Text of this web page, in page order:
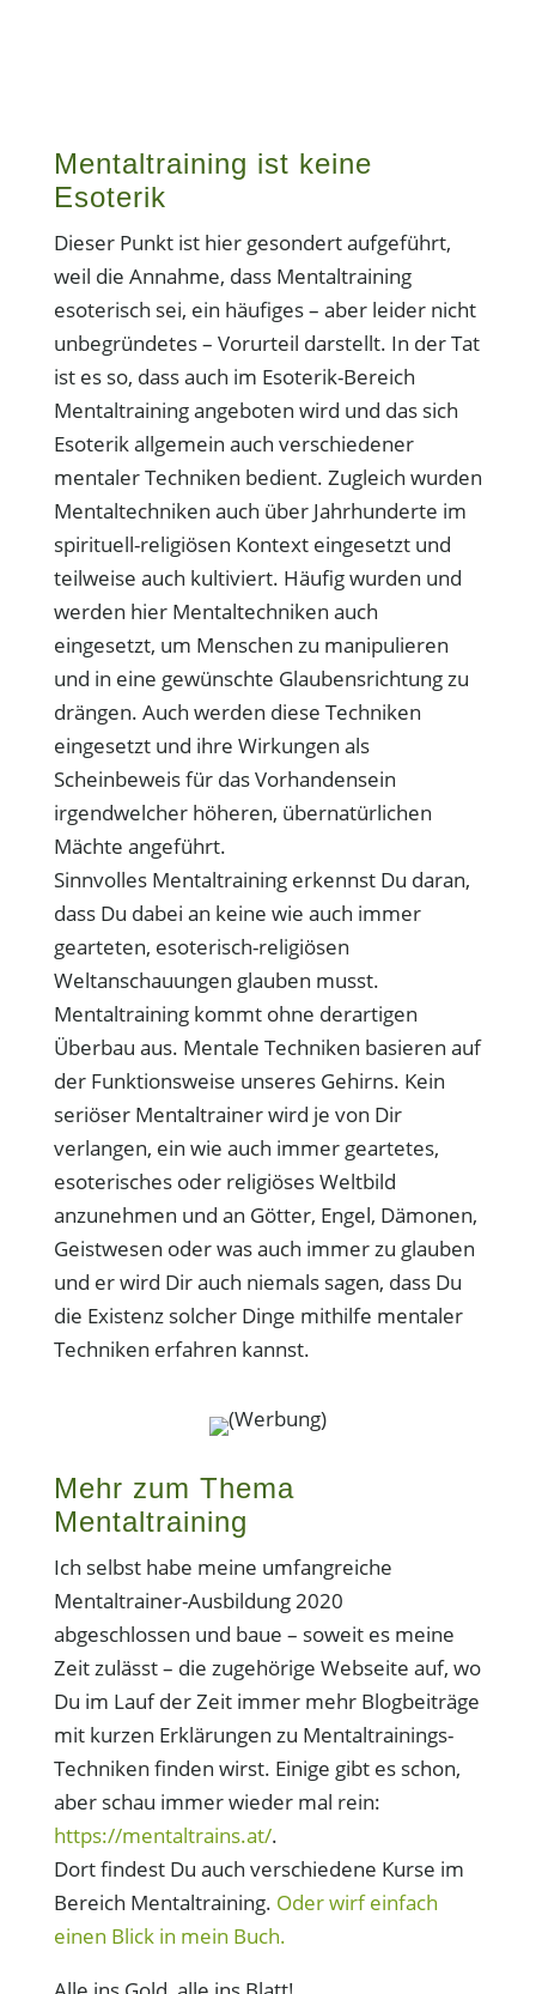
Mentaltraining ist keine
Esoterik
Dieser Punkt ist hier gesondert aufgeführt,
weil die Annahme, dass Mentaltraining
esoterisch sei, ein häufiges – aber leider nicht
unbegründetes – Vorurteil darstellt. In der Tat
ist es so, dass auch im Esoterik-Bereich
Mentaltraining angeboten wird und das sich
Esoterik allgemein auch verschiedener
mentaler Techniken bedient. Zugleich wurden
Mentaltechniken auch über Jahrhunderte im
spirituell-religiösen Kontext eingesetzt und
teilweise auch kultiviert. Häufig wurden und
werden hier Mentaltechniken auch
eingesetzt, um Menschen zu manipulieren
und in eine gewünschte Glaubensrichtung zu
drängen. Auch werden diese Techniken
eingesetzt und ihre Wirkungen als
Scheinbeweis für das Vorhandensein
irgendwelcher höheren, übernatürlichen
Mächte angeführt.
Sinnvolles Mentaltraining erkennst Du daran,
dass Du dabei an keine wie auch immer
gearteten, esoterisch-religiösen
Weltanschauungen glauben musst.
Mentaltraining kommt ohne derartigen
Überbau aus. Mentale Techniken basieren auf
der Funktionsweise unseres Gehirns. Kein
seriöser Mentaltrainer wird je von Dir
verlangen, ein wie auch immer geartetes,
esoterisches oder religiöses Weltbild
anzunehmen und an Götter, Engel, Dämonen,
Geistwesen oder was auch immer zu glauben
und er wird Dir auch niemals sagen, dass Du
die Existenz solcher Dinge mithilfe mentaler
Techniken erfahren kannst.
(Werbung)
Mehr zum Thema
Mentaltraining
Ich selbst habe meine umfangreiche
Mentaltrainer-Ausbildung 2020
abgeschlossen und baue – soweit es meine
Zeit zulässt – die zugehörige Webseite auf, wo
Du im Lauf der Zeit immer mehr Blogbeiträge
mit kurzen Erklärungen zu Mentaltrainings-
Techniken finden wirst. Einige gibt es schon,
aber schau immer wieder mal rein:
https://mentaltrains.at/.
Dort findest Du auch verschiedene Kurse im
Bereich Mentaltraining. Oder wirf einfach
einen Blick in mein Buch.